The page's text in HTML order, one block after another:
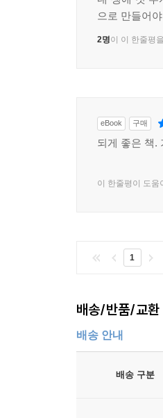
으로 만들어
2명이 이 한줄평
eBook 구매
되게 좋은 책.
이 한줄평이 도움
1
배송/반품/교환
배송 안내
배송 구분